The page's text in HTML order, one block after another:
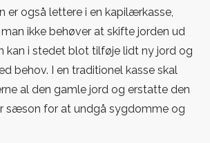
er også lettere i en kapilærkasse,
ikke behøver at skifte jorden ud
kan i stedet blot tilføje lidt ny jord og
behov. I en traditionel kasse skal
al den gamle jord og erstatte den
sæson for at undgå sygdomme og